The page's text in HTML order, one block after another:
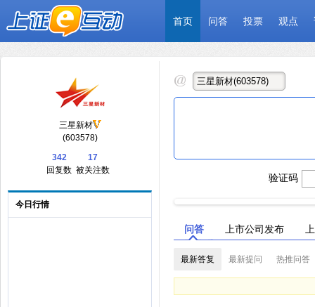
首页 问答 投票 观点
三星新材
(603578)
342
回复数
17
被关注数
今日行情
验证码
问答 上市公司发布
最新答复 最新提问 热推问答